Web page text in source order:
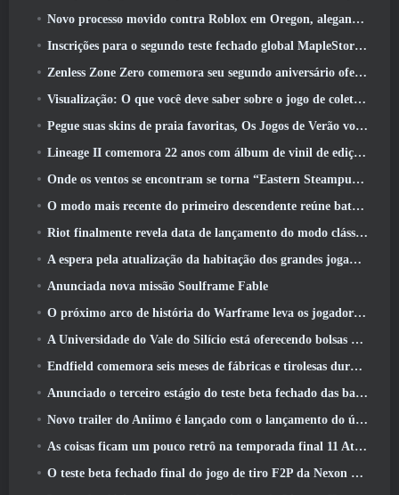
Novo processo movido contra Roblox em Oregon, alegando incidente com cuidados infantis
Inscrições para o segundo teste fechado global MapleStory Classic World
Zenless Zone Zero comemora seu segundo aniversário oferecendo aos jogadores a escolha de um agente S-Rank gratuito
Visualização: O que você deve saber sobre o jogo de coleta de criaturas da HoYoverse, Honkai: Link Alma
Pegue suas skins de praia favoritas, Os Jogos de Verão voltaram ao Overwatch
Lineage II comemora 22 anos com álbum de vinil de edição de colecionador
Onde os ventos se encontram se torna “Eastern Steampunk” na versão 2.0
O modo mais recente do primeiro descendente reúne batalhas difíceis de interceptação de vazio e as profundezas
Riot finalmente revela data de lançamento do modo clássico de League Of Legends
A espera pela atualização da habitação dos grandes jogadores do RuneScape acabou
Anunciada nova missão Soulframe Fable
O próximo arco de história do Warframe leva os jogadores a um novo mapa estelar, O Sistema Tau
A Universidade do Vale do Silício está oferecendo bolsas de estudo para jogos e alguns dos requisitos são interessantes
Endfield comemora seis meses de fábricas e tirolesas durante sua próxima atualização
Anunciado o terceiro estágio do teste beta fechado das batalhas de infantaria do War Thunder
Novo trailer do Aniimo é lançado com o lançamento do último teste beta fechado
As coisas ficam um pouco retrô na temporada final 11 Atualizar
O teste beta fechado final do jogo de tiro F2P da Nexon Sudden Attack Zero Point começou hoje